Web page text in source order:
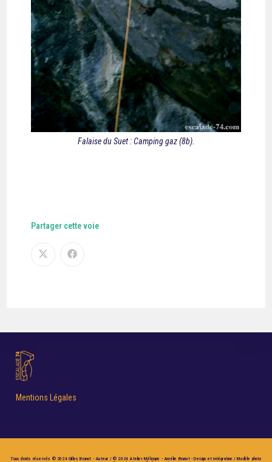
Falaise du Suet : Camping gaz (8b).
Partager cette voie
Mentions Légales
Tous droits réservés © 2024 Gilles Brunot - Auteur / © 2024 Atelier Mélicope - Amélie Brunot - Design et intégration / Modèle photo